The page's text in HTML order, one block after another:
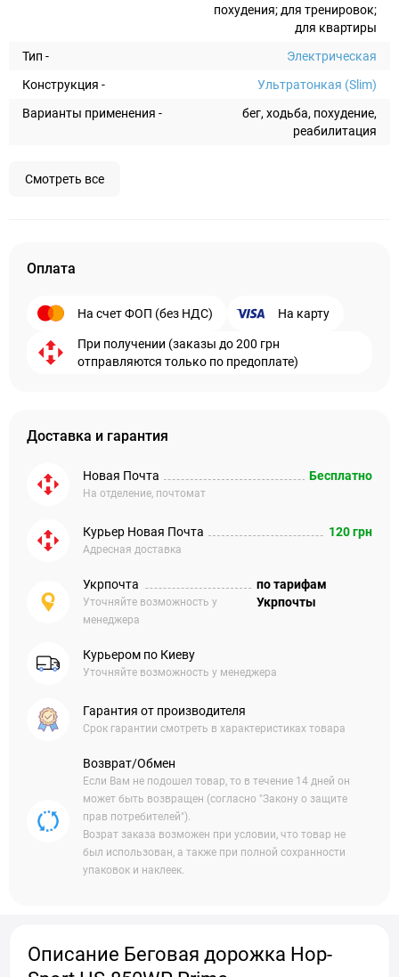
похудения; для тренировок;
для квартиры
Тип -
Электрическая
Конструкция -
Ультратонкая (Slim)
Варианты применения -
бег, ходьба, похудение,
реабилитация
Смотреть все
Оплата
На счет ФОП (без НДС) На карту
При получении (заказы до 200 грн
отправляются только по предоплате)
Доставка и гарантия
Новая Почта
На отделение, почтомат
Бесплатно
Курьер Новая Почта
Адресная доставка
120 грн
Укрпочта
Уточняйте возможность у
менеджера
по тарифам
Укрпочты
Курьером по Киеву
Уточняйте возможность у менеджера
Гарантия от производителя
Срок гарантии смотреть в характеристиках товара
Возврат/Обмен
Если Вам не подошел товар, то в течение 14 дней он
может быть возвращен (согласно "Закону о защите
прав потребителей").
Возрат заказа возможен при условии, что товар не
был использован, а также при полной сохранности
упаковок и наклеек.
Описание Беговая дорожка Hop-